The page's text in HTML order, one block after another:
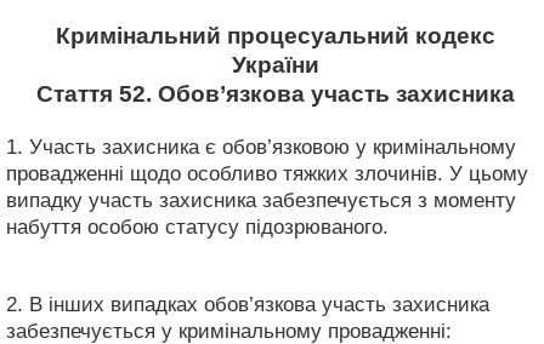
Кримінальний процесуальний кодекс
України
Стаття 52. Обов’язкова участь захисника
1. Участь захисника є обов’язковою у кримінальному
провадженні щодо особливо тяжких злочинів. У цьому
випадку участь захисника забезпечується з моменту
набуття особою статусу підозрюваного.
2. В інших випадках обов’язкова участь захисника
забезпечується у кримінальному провадженні: